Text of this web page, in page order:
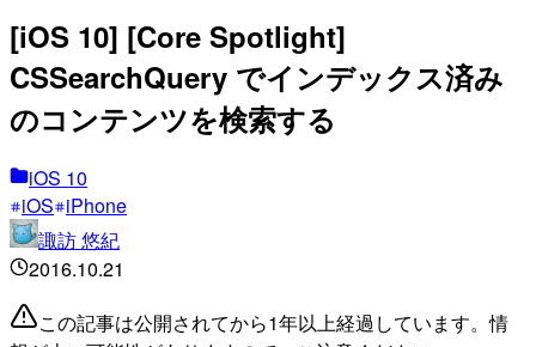
[iOS 10] [Core Spotlight]
CSSearchQuery でインデックス済み
のコンテンツを検索する
iOS 10
iOS iPhone
諏訪 悠紀
2016.10.21
この記事は公開されてから1年以上経過しています。情